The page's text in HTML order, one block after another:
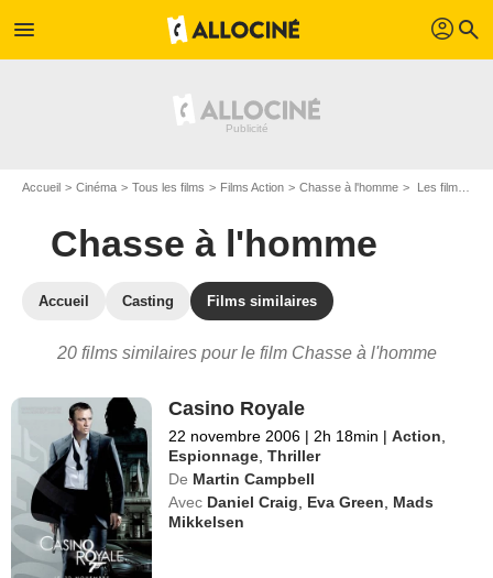
menu profil search
Accueil Cinéma Tous les films Films Action Chasse à l'homme Les films similaires à "Chasse à l'homme"
Chasse à l'homme
Accueil Casting Films similaires
20 films similaires pour le film Chasse à l'homme
Casino Royale
22 novembre 2006 | 2h 18min | Action
Espionnage ,Thriller
De Martin Campbell
Avec Daniel Craig Eva Green
Mads
Mikkelsen